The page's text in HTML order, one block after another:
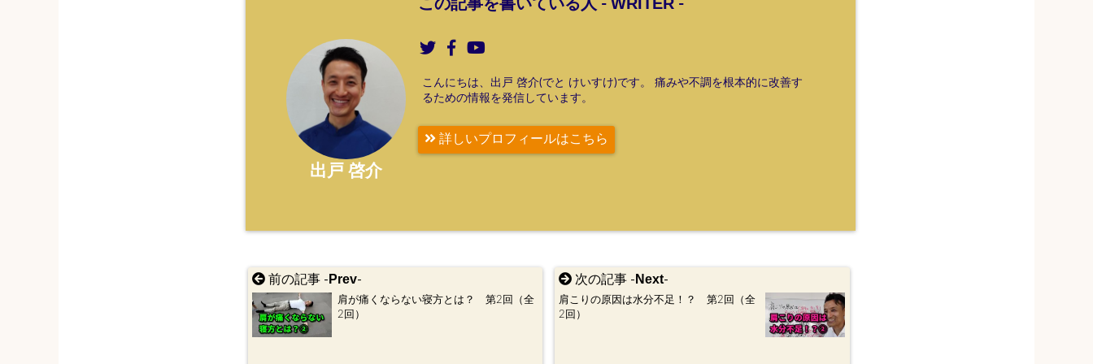
この記事を書いている人 - -
出戸 啓介
こんにちは、出戸 啓介(でと けいすけ)です。 痛みや不調を根本的に改善す
るための情報を発信しています。
詳しいプロフィールはこちら
前の記事 - Prev-
肩が痛くならない寝方とは？ 第2回（全
2回）
次の記事 - Next-
肩こりの原因は水分不足！？ 第2回（全
2回）